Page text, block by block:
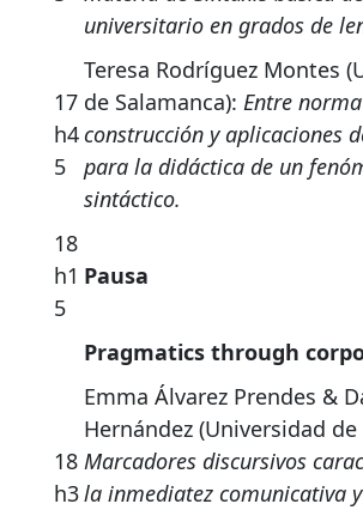
universitario en grados de
17
h4
5
Teresa Rodríguez Montes
de Salamanca): Entre
construcción y aplicaciones
para la didáctica de un
sintáctico.
18
h1
5
Pausa
Pragmatics through
18
h3
Emma Álvarez Prendes &
Hernández (Universidad de
Marcadores discursivos
la inmediatez comunicativa